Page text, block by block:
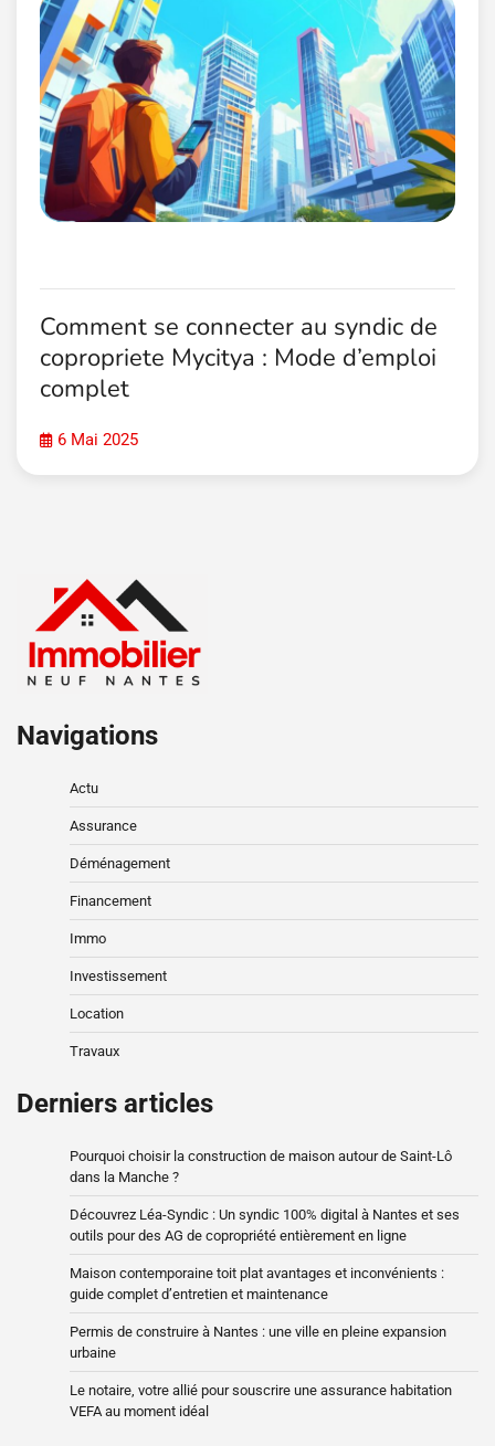
Comment se connecter au syndic de
copropriete Mycitya : Mode d’emploi
complet
6 Mai 2025
Navigations
Actu
Assurance
Déménagement
Financement
Immo
Investissement
Location
Travaux
Derniers articles
Pourquoi choisir la construction de maison autour de Saint-Lô
dans la Manche ?
Découvrez Léa-Syndic : Un syndic 100% digital à Nantes et ses
outils pour des AG de copropriété entièrement en ligne
Maison contemporaine toit plat avantages et inconvénients :
guide complet d’entretien et maintenance
Permis de construire à Nantes : une ville en pleine expansion
urbaine
Le notaire, votre allié pour souscrire une assurance habitation
VEFA au moment idéal